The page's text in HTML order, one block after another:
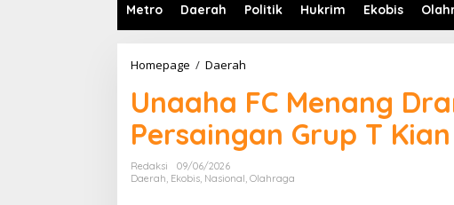
Metro Daerah Politik Hukrim Ekobis
Homepage / Daerah
a
a
h
a
C
Unaaha FC Menang
Persaingan Grup T
Redaksi
09/06/2026
Daerah Ekobis Nasional Olahraga